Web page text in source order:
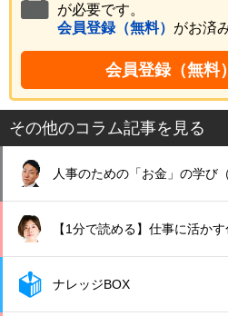
が必要です。
会員登録（無料） がお済
会員登録（無料
その他のコラム記事を見る
人事のための「お金」の学び
【1分で読める】仕事に活か
ナレッジBOX